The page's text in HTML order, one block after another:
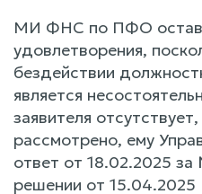
МИ ФНС по ПФО
удовлетворения,
бездействии
является
заявителя
рассмотрено, ему
ответ от 18.02.2025
решении от